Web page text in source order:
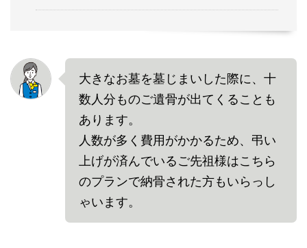
大きなお墓を墓じまいした際に、十
数人分ものご遺骨が出てくることも
あります。
人数が多く費用がかかるため、弔い
上げが済んでいるご先祖様はこちら
のプランで納骨された方もいらっし
ゃいます。